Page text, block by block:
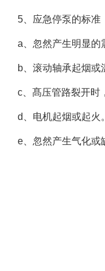
5、应急停泵的标准
a、忽然产生明显的
b、滚动轴承起烟
c、髙压管路裂开时
d、电机起烟或起火
e、忽然产生气化或